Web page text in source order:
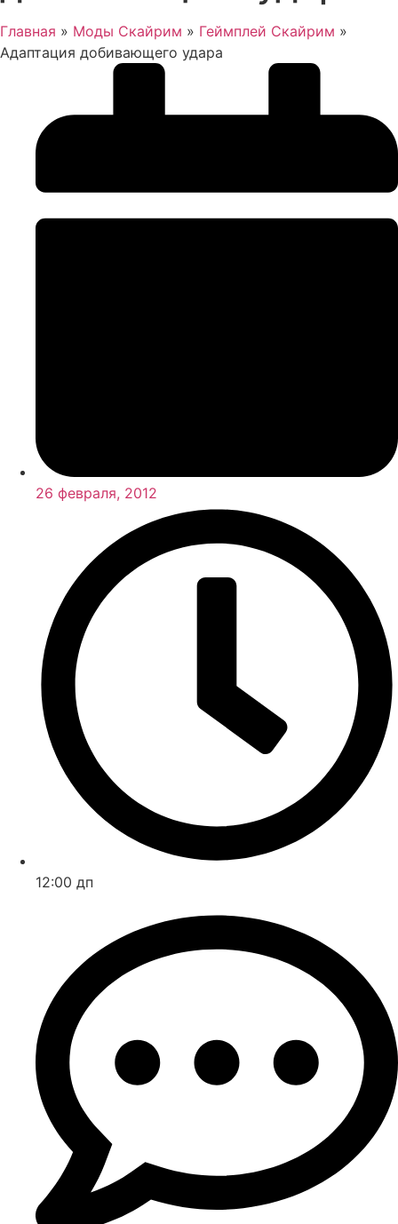
Главная » Моды Скайрим » Геймплей Скайрим »
Адаптация добивающего удара
26 февраля, 2012
12:00 дп